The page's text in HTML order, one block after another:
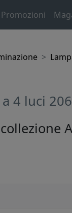
Promozioni
4 luci